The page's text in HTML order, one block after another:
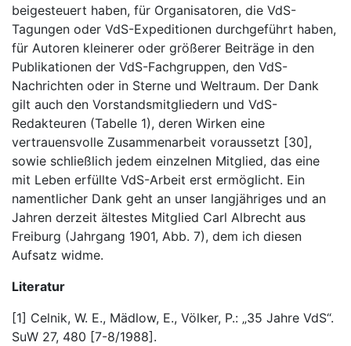
beigesteuert haben, für Organisatoren, die VdS-
Tagungen oder VdS-Expeditionen durchgeführt haben,
für Autoren kleinerer oder größerer Beiträge in den
Publikationen der VdS-Fachgruppen, den VdS-
Nachrichten oder in Sterne und Weltraum. Der Dank
gilt auch den Vorstandsmitgliedern und VdS-
Redakteuren (Tabelle 1), deren Wirken eine
vertrauensvolle Zusammenarbeit voraussetzt [30],
sowie schließlich jedem einzelnen Mitglied, das eine
mit Leben erfüllte VdS-Arbeit erst ermöglicht. Ein
namentlicher Dank geht an unser langjähriges und an
Jahren derzeit ältestes Mitglied Carl Albrecht aus
Freiburg (Jahrgang 1901, Abb. 7), dem ich diesen
Aufsatz widme.
Literatur
[1] Celnik, W. E., Mädlow, E., Völker, P.: „35 Jahre VdS“.
SuW 27, 480 [7-8/1988].